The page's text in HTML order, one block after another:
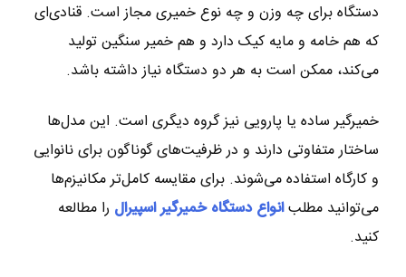
دستگاه برای چه وزن و چه نوع خمیری مجاز است. قنادی‌ای
که هم خامه و مایه کیک دارد و هم خمیر سنگین تولید
می‌کند، ممکن است به هر دو دستگاه نیاز داشته باشد.
خمیرگیر ساده یا پارویی نیز گروه دیگری است. این مدل‌ها
ساختار متفاوتی دارند و در ظرفیت‌های گوناگون برای نانوایی
و کارگاه استفاده می‌شوند. برای مقایسه کامل‌تر مکانیزم‌ها
می‌توانید مطلبانواع دستگاه خمیرگیر اسپیرال را مطالعه
کنید.